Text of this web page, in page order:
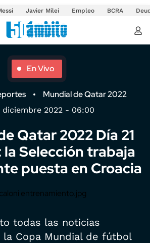
Javier Milei Empleo BCRA
En Vivo
Mundial de Qatar 2022
diciembre 2022 - 06:00
Qatar 2022 Día 21
la Selección trabaja
puesta en Croacia
todas las noticias
la Copa Mundial de fútbol